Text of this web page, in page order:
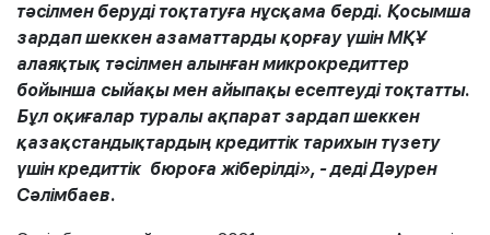
тәсілмен беруді тоқтатуға нұсқама берді. Қосымша
зардап шеккен азаматтарды қорғау үшін МҚҰ
алаяқтық тәсілмен алынған микрокредиттер
бойынша сыйақы мен айыпақы есептеуді тоқтатты.
Бұл оқиғалар туралы ақпарат зардап шеккен
қазақстандықтардың кредиттік тарихын түзету
үшін кредиттік бюроға жіберілді», - деді Дәурен
Сәлімбаев.